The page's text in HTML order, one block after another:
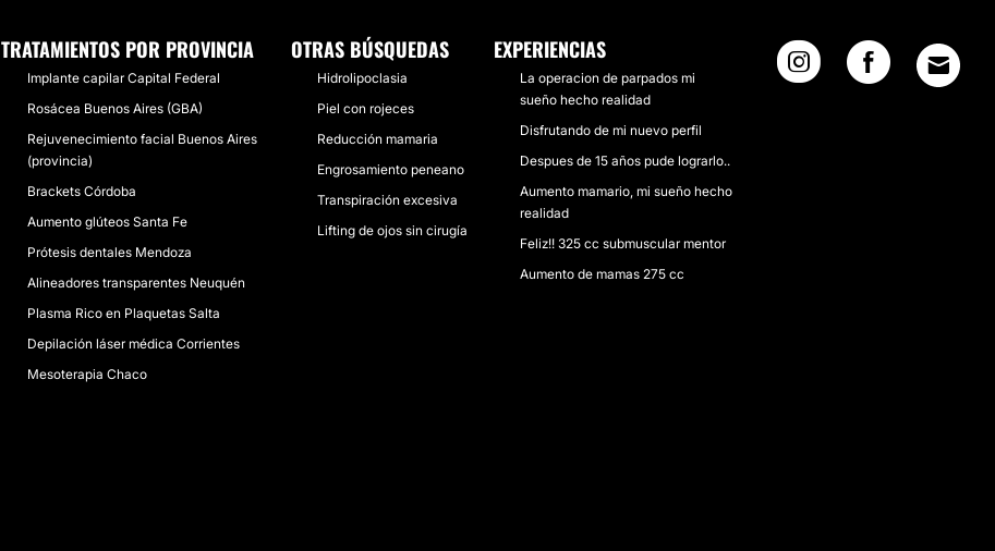
TRATAMIENTOS POR PROVINCIA
Implante capilar Capital Federal
Rosácea Buenos Aires (GBA)
Rejuvenecimiento facial Buenos Aires
(provincia)
Brackets Córdoba
Aumento glúteos Santa Fe
Prótesis dentales Mendoza
Alineadores transparentes Neuquén
Plasma Rico en Plaquetas Salta
Depilación láser médica Corrientes
Mesoterapia Chaco
OTRAS BÚSQUEDAS
Hidrolipoclasia
Piel con rojeces
Reducción mamaria
Engrosamiento peneano
Transpiración excesiva
Lifting de ojos sin cirugía
EXPERIENCIAS
La operacion de parpados mi
sueño hecho realidad
Disfrutando de mi nuevo perfil
Despues de 15 años pude lograrlo..
Aumento mamario, mi sueño hecho
realidad
Feliz!! 325 cc submuscular mentor
Aumento de mamas 275 cc